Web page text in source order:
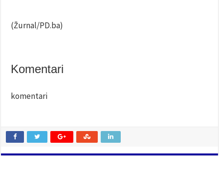
(Žurnal/PD.ba)
Komentari
komentari